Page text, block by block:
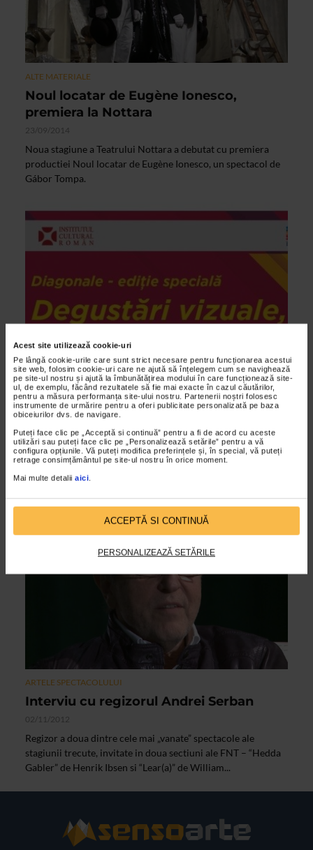
Acest site utilizează cookie-uri
Pe lângă cookie-urile care sunt strict necesare pentru funcționarea acestui
site web, folosim cookie-uri care ne ajută să înțelegem cum se navighează
pe site-ul nostru și ajută la îmbunătățirea modului în care funcționează site-
ul, de exemplu, făcând rezultatele să fie mai exacte în cazul căutărilor,
pentru a măsura performanța site-ului nostru. Partenerii noștri folosesc
instrumente de urmărire pentru a oferi publicitate personalizată pe baza
obiceiurilor dvs. de navigare.
Puteți face clic pe „Acceptă si continuă” pentru a fi de acord cu aceste
utilizări sau puteți face clic pe „Personalizează setările” pentru a vă
configura opțiunile. Vă puteți modifica preferințele și, în special, vă puteți
retrage consimțământul pe site-ul nostru în orice moment.
Mai multe detalii aici
ACCEPTĂ SI CONTINUĂ
PERSONALIZEAZĂ SETĂRILE
ALTE MATERIALE
Noul locatar de Eugène Ionesco,
premiera la Nottara
23/09/2014
Noua stagiune a Teatrului Nottara a debutat cu premiera
productiei Noul locatar de Eugène Ionesco, un spectacol de
Gábor Tompa.
ALTE MATERIALE
Degustari vizuale, sonore si literare
12/09/2014
Degustari vizuale, sonore si literare de Ziua Europeana a
Limbilor la Institutul Cultural Roman. Noi evenimente
multiculturale in seria Diagonale
ARTELE SPECTACOLULUI
Interviu cu regizorul Andrei Serban
02/11/2012
Regizor a doua dintre cele mai „vanate” spectacole ale
stagiunii trecute, invitate in doua sectiuni ale FNT – “Hedda
Gabler” de Henrik Ibsen si “Lear(a)” de William...